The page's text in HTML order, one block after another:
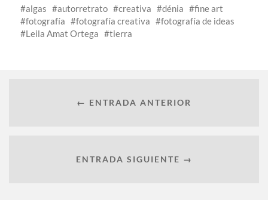
algas
autorretrato creativa dénia
fine art
fotografía
fotografía creativa
fotografía de ideas
Leila Amat Ortega
tierra
← ENTRADA ANTERIOR
ENTRADA SIGUIENTE →